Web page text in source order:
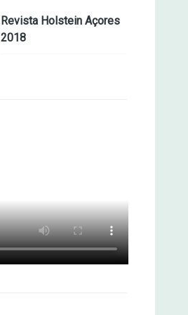
Revista Holstein Açores
2018